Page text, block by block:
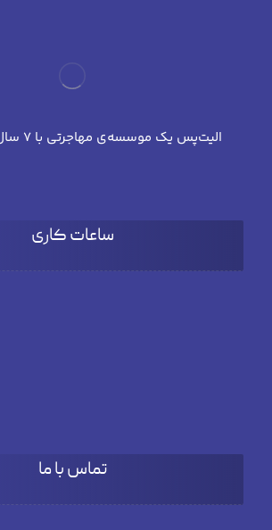
الیت‌پس یک موسسه‌ی مهاجرتی با 7 سال سابقه است.
ساعات کاری
تماس با ما